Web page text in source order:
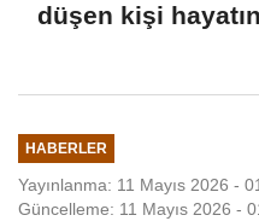
düşen kişi
HABERLER
Yayınlanma: 11 Mayıs 2026 -
Güncelleme: 11 Mayıs 2026 -